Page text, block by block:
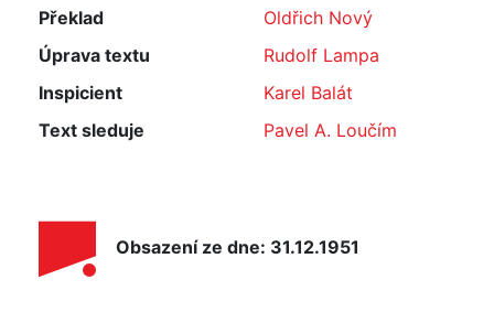
Překlad
Oldřich Nový
Úprava textu
Rudolf Lampa
Inspicient
Karel Balát
Text sleduje
Pavel A. Loučím
Obsazení ze dne: 31.12.1951